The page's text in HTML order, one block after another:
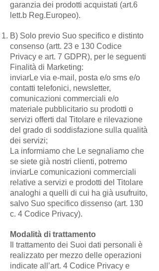
garanzia dei prodotti acquistati (art.6
lett.b Reg.Europeo).
B) Solo previo Suo specifico e distinto
consenso (artt. 23 e 130 Codice
Privacy e art. 7 GDPR), per le seguenti
Finalità di Marketing:
inviarLe via e-mail, posta e/o sms e/o
contatti telefonici, newsletter,
comunicazioni commerciali e/o
materiale pubblicitario su prodotti o
servizi offerti dal Titolare e rilevazione
del grado di soddisfazione sulla qualità
dei servizi;
La informiamo che Le segnaliamo che
se siete già nostri clienti, potremo
inviarLe comunicazioni commerciali
relative a servizi e prodotti del Titolare
analoghi a quelli di cui ha già usufruito,
salvo Suo specifico dissenso (art. 130
c. 4 Codice Privacy).
Modalità di trattamento
Il trattamento dei Suoi dati personali è
realizzato per mezzo delle operazioni
indicate all’art. 4 Codice Privacy e